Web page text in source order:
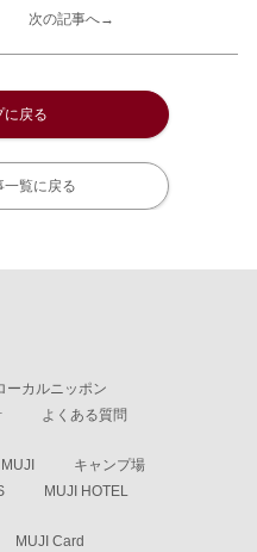
次の記事へ→
に戻る
一覧に戻る
ーカルニッポン
よくある質問
キャンプ場
MUJI HOTEL
MUJI Card